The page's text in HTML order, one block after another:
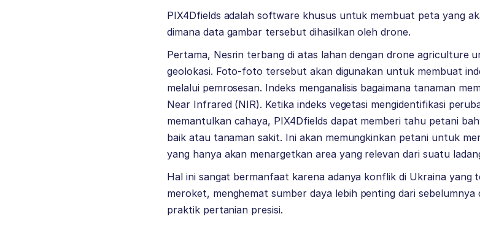
PIX4Dfields adalah software khusus untuk membuat peta yang
dimana data gambar tersebut dihasilkan oleh drone.
Pertama, Nesrin terbang di atas lahan dengan drone agriculture
geolokasi. Foto-foto tersebut akan digunakan untuk membuat
melalui pemrosesan. Indeks menganalisis bagaimana tanaman
Near Infrared (NIR). Ketika indeks vegetasi mengidentifikasi
memantulkan cahaya, PIX4Dfields dapat memberi tahu petani
baik atau tanaman sakit. Ini akan memungkinkan petani untuk
yang hanya akan menargetkan area yang relevan dari suatu
Hal ini sangat bermanfaat karena adanya konflik di Ukraina yang
meroket, menghemat sumber daya lebih penting dari sebelumnya
praktik pertanian presisi.